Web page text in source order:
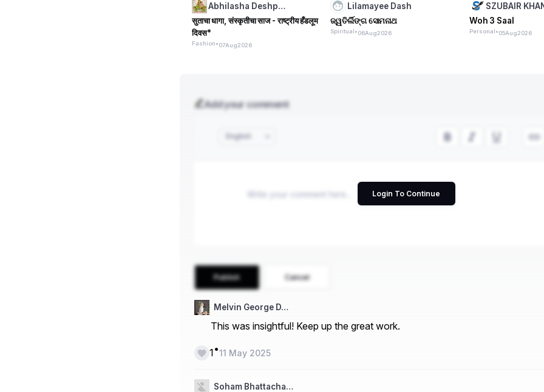
Abhilasha Deshp…
सुताचा धागा, संस्कृतीचा साज - राष्ट्रीय हँडलूम
दिवस*
Fashion•07Aug2026
Lilamayee Dash
ଜ୍ୱତିର୍ଲିଙ୍ଗ ସୋମନାଥ
Spiritual •06Aug2026
SZUBAIR
Woh 3 Saal
Personal •05Aug2026
Add your comment
Login To Continue
English
Publish Cancel
Melvin George D…
This was insightful! Keep up the great work.
1•11 May 2025
Soham Bhattacha…